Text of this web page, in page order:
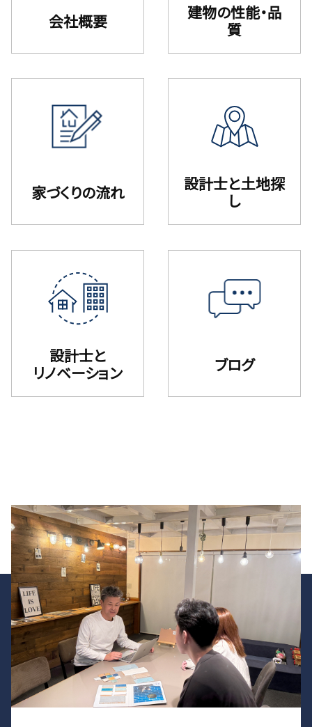
会社概要
建物の性能・品
質
家づくりの流れ
設計⼠と⼟地探
し
設計士と
リノベーション
ブログ